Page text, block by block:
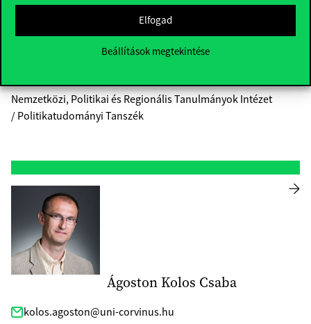
Elfogad
Beállítások megtekintése
Dr. Ágh Attila
+36 1 482 7383
C épület
Nemzetközi, Politikai és Regionális Tanulmányok Intézet
/ Politikatudományi Tanszék
Ágoston Kolos Csaba
kolos.agoston@uni-corvinus.hu